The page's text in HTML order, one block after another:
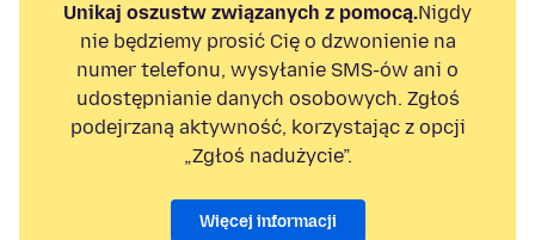
Unikaj oszustw związanych z pomocą.Nigdy
nie będziemy prosić Cię o dzwonienie na
numer telefonu, wysyłanie SMS-ów ani o
udostępnianie danych osobowych. Zgłoś
podejrzaną aktywność, korzystając z opcji
„Zgłoś nadużycie”.
Więcej informacji